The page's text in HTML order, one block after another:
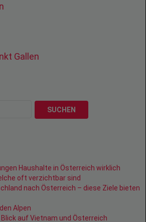
Gallen
SUCHEN
Haushalte in Österreich wirklich
oft verzichtbar sind
nach Österreich – diese Ziele bieten
Alpen
Blick auf Vietnam und Österreich